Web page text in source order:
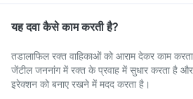
यह दवा कैसे काम करती है?
तडालाफिल रक्त वाहिकाओं को आराम देकर काम
जेंटील जननांग में रक्त के प्रवाह में सुधार करता है
इरेक्शन को बनाए रखने में मदद करता है।